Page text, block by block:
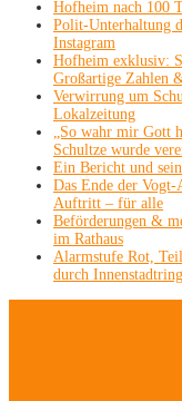
Hofheim nach 100
Polit-Unterhaltung
Instagram
Hofheim exklusiv:
Großartige Zahlen
Verwirrung um
Lokalzeitung
„So wahr mir Gott
Schultze wurde
Ein Bericht und
Das Ende der
Auftritt – für alle
Beförderungen &
im Rathaus
Alarmstufe Rot,
durch